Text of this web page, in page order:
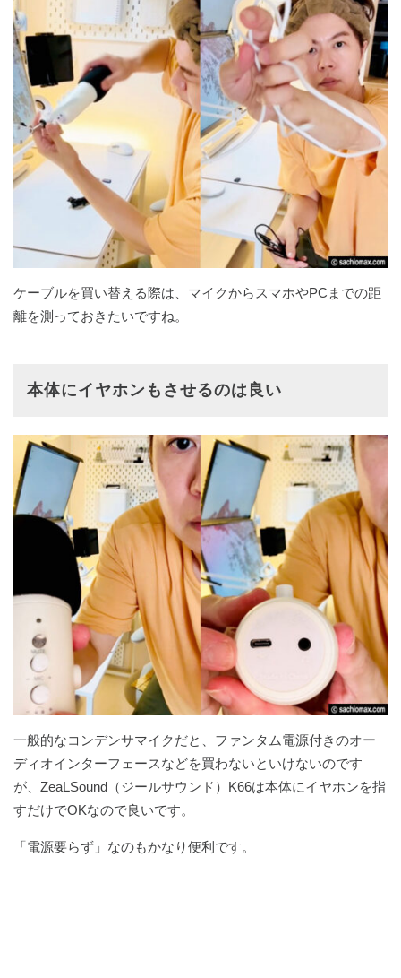
ケーブルを買い替える際は、マイクからスマホやPCまでの距
離を測っておきたいですね。
本体にイヤホンもさせるのは良い
一般的なコンデンサマイクだと、ファンタム電源付きのオー
ディオインターフェースなどを買わないといけないのです
が、ZeaLSound（ジールサウンド）K66は本体にイヤホンを指
すだけでOKなので良いです。
「電源要らず」なのもかなり便利です。